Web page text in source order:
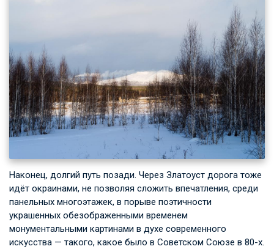
Наконец, долгий путь позади. Через Златоуст дорога тоже
идёт окраинами, не позволяя сложить впечатления, среди
панельных многоэтажек, в порыве поэтичности
украшенных обезображенными временем
монументальными картинами в духе современного
искусства — такого, какое было в Советском Союзе в 80-х.